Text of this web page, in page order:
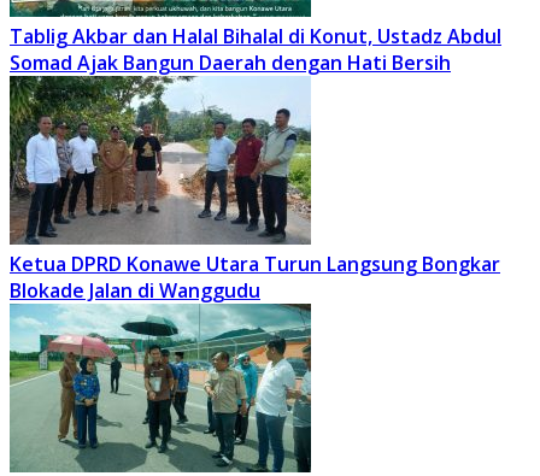
Tablig Akbar dan Halal Bihalal di Konut, Ustadz Abdul
Somad Ajak Bangun Daerah dengan Hati Bersih
Ketua DPRD Konawe Utara Turun Langsung Bongkar
Blokade Jalan di Wanggudu